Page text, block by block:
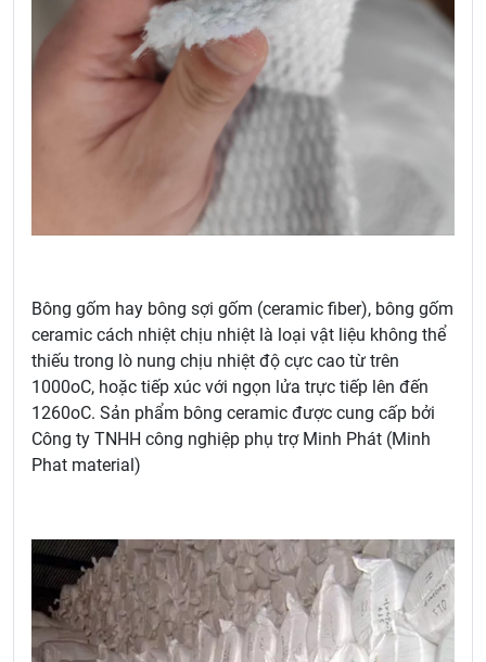
Bông gốm hay bông sợi gốm (ceramic fiber), bông gốm
ceramic cách nhiệt chịu nhiệt là loại vật liệu không thể
thiếu trong lò nung chịu nhiệt độ cực cao từ trên
1000oC, hoặc tiếp xúc với ngọn lửa trực tiếp lên đến
1260oC. Sản phẩm bông ceramic được cung cấp bởi
Công ty TNHH công nghiệp phụ trợ Minh Phát (Minh
Phat material)